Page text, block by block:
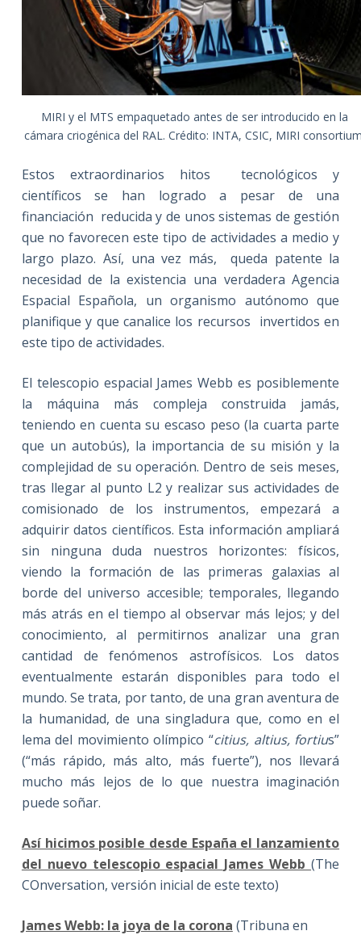
MIRI y el MTS empaquetado antes de ser introducido en la
cámara criogénica del RAL. Crédito: INTA, CSIC, MIRI
Estos extraordinarios hitos tecnológicos y
científicos se han logrado a pesar de una
financiación reducida y de unos sistemas de gestión
que no favorecen este tipo de actividades a medio y
largo plazo. Así, una vez más, queda patente la
necesidad de la existencia una verdadera Agencia
Espacial Española, un organismo autónomo que
planifique y que canalice los recursos invertidos en
este tipo de actividades.
El telescopio espacial James Webb es posiblemente
la máquina más compleja construida jamás,
teniendo en cuenta su escaso peso (la cuarta parte
que un autobús), la importancia de su misión y la
complejidad de su operación. Dentro de seis meses,
tras llegar al punto L2 y realizar sus actividades de
comisionado de los instrumentos, empezará a
adquirir datos científicos. Esta información ampliará
sin ninguna duda nuestros horizontes: físicos,
viendo la formación de las primeras galaxias al
borde del universo accesible; temporales, llegando
más atrás en el tiempo al observar más lejos; y del
conocimiento, al permitirnos analizar una gran
cantidad de fenómenos astrofísicos. Los datos
eventualmente estarán disponibles para todo el
mundo. Se trata, por tanto, de una gran aventura de
la humanidad, de una singladura que, como en el
lema del movimiento olímpico “citius, altius, fortius”
(“más rápido, más alto, más fuerte”), nos llevará
mucho más lejos de lo que nuestra imaginación
puede soñar.
Así hicimos posible desde España el lanzamiento
del nuevo telescopio espacial James Webb(The
COnversation, versión inicial de este texto)
James Webb: la joya de la corona (Tribuna en